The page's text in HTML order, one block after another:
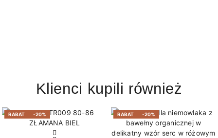
Klienci kupili również
RABAT -20% RABAT -20%